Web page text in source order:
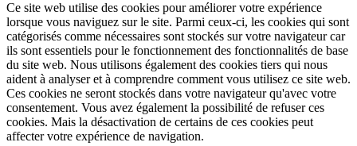
Ce site web utilise des cookies pour améliorer votre expérience
lorsque vous naviguez sur le site. Parmi ceux-ci, les cookies qui sont
catégorisés comme nécessaires sont stockés sur votre navigateur car
ils sont essentiels pour le fonctionnement des fonctionnalités de base
du site web. Nous utilisons également des cookies tiers qui nous
aident à analyser et à comprendre comment vous utilisez ce site web.
Ces cookies ne seront stockés dans votre navigateur qu'avec votre
consentement. Vous avez également la possibilité de refuser ces
cookies. Mais la désactivation de certains de ces cookies peut
affecter votre expérience de navigation.